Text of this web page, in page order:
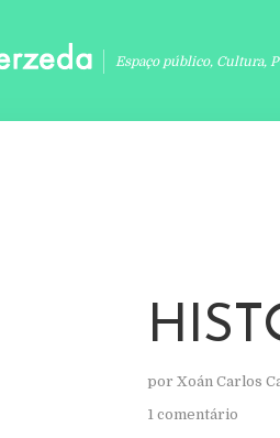
Espaço público, Cultura,
por Xoán Carlos
1 comentário